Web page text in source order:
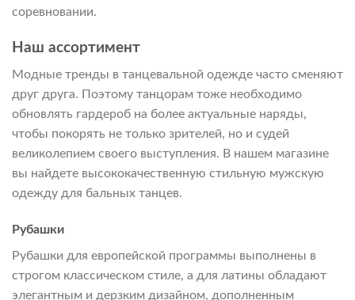
соревновании.
Наш ассортимент
Модные тренды в танцевальной одежде часто сменяют
друг друга. Поэтому танцорам тоже необходимо
обновлять гардероб на более актуальные наряды,
чтобы покорять не только зрителей, но и судей
великолепием своего выступления. В нашем магазине
вы найдете высококачественную стильную мужскую
одежду для бальных танцев.
Рубашки
Рубашки для европейской программы выполнены в
строгом классическом стиле, а для латины обладают
элегантным и дерзким дизайном, дополненным